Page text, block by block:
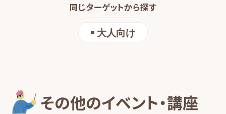
同じターゲットから探す
大人向け
その他のイベント・講座